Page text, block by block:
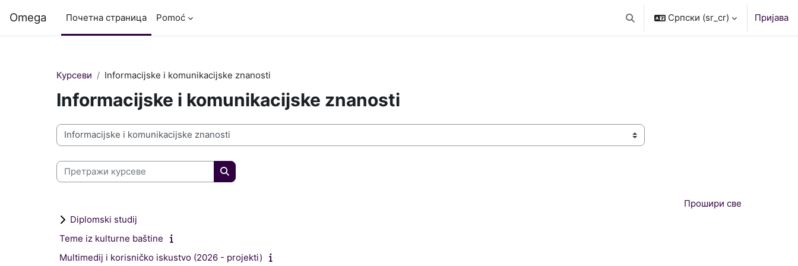
Omega Почетна страница Pomoć Укључи/искључи поље за претрагу
Српски ‎(sr_cr)‎ Пријава
Курсеви Informacijske i komunikacijske znanosti
Informacijske i komunikacijske znanosti
Категорије курсева
Претражи курсеве
Претражи курсеве
Прошири све
Diplomski studij
Teme iz kulturne baštine
Multimedij i korisničko iskustvo (2026 - projekti)